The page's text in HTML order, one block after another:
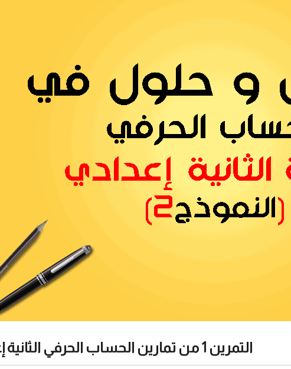
التمرين 1 من تمارين الحساب الحرفي الثانية إعدادي: